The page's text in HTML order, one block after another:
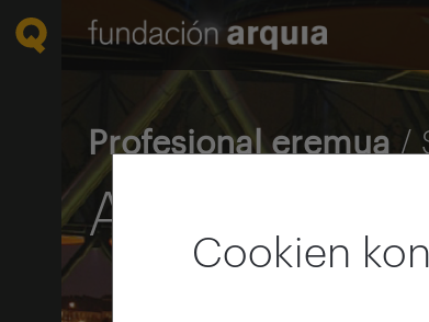
Cookien
Profesional eremua /
Arquia